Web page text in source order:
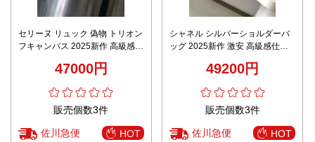
セリーヌ リュック 偽物 トリオン
フキャンバス 2025新作 高級感
47000円
販売個数3件
佐川急便 HOT
シャネル シルバーショルダーバ
ッグ 2025新作 激安 高級感仕上
心サイト 即納対応 発送保証付き
49200円
販売個数3件
佐川急便 HOT